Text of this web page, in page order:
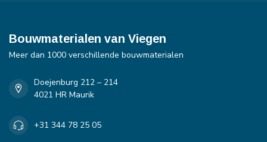
Bouwmaterialen van Viegen
Meer dan 1000 verschillende bouwmaterialen
Doejenburg 212 – 214
4021 HR Maurik
+31 344 78 25 05